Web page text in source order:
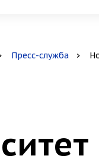
Пресс-служба